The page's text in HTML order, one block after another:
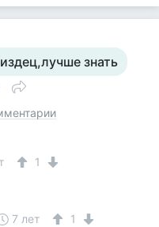
знать
1
7 лет 1